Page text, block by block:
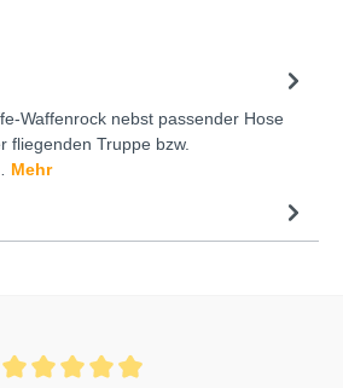
Waffenrock nebst passender Hose
fliegenden Truppe bzw.
Mehr